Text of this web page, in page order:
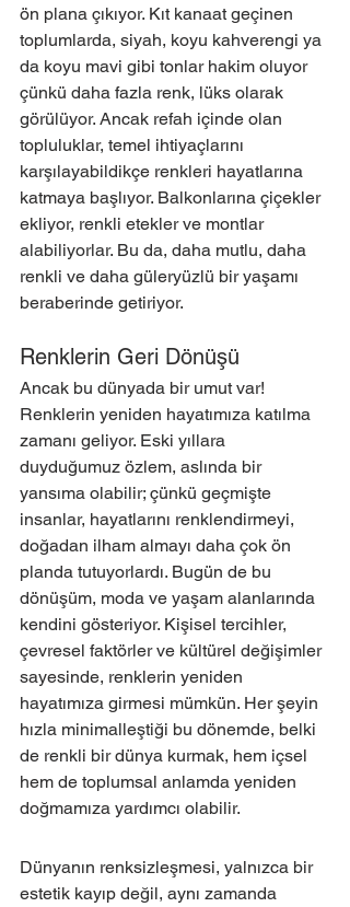
ön plana çıkıyor. Kıt kanaat geçinen
toplumlarda, siyah, koyu kahverengi ya
da koyu mavi gibi tonlar hakim oluyor
çünkü daha fazla renk, lüks olarak
görülüyor. Ancak refah içinde olan
topluluklar, temel ihtiyaçlarını
karşılayabildikçe renkleri hayatlarına
katmaya başlıyor. Balkonlarına çiçekler
ekliyor, renkli etekler ve montlar
alabiliyorlar. Bu da, daha mutlu, daha
renkli ve daha güleryüzlü bir yaşamı
beraberinde getiriyor.
Renklerin Geri Dönüşü
Ancak bu dünyada bir umut var!
Renklerin yeniden hayatımıza katılma
zamanı geliyor. Eski yıllara
duyduğumuz özlem, aslında bir
yansıma olabilir; çünkü geçmişte
insanlar, hayatlarını renklendirmeyi,
doğadan ilham almayı daha çok ön
planda tutuyorlardı. Bugün de bu
dönüşüm, moda ve yaşam alanlarında
kendini gösteriyor. Kişisel tercihler,
çevresel faktörler ve kültürel değişimler
sayesinde, renklerin yeniden
hayatımıza girmesi mümkün. Her şeyin
hızla minimalleştiği bu dönemde, belki
de renkli bir dünya kurmak, hem içsel
hem de toplumsal anlamda yeniden
doğmamıza yardımcı olabilir.
Dünyanın renksizleşmesi, yalnızca bir
estetik kayıp değil, aynı zamanda